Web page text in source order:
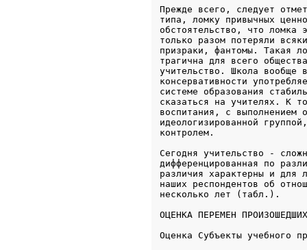
Прежде всего, следует
типа, ломку привычных
обстоятельство, что ломка
только разом потеряли
призраки, фантомы. Такая
трагична для всего
учительство. Школа вообще
консервативности
системе образования
сказаться на учителях. К
воспитания, с выполнением
идеологизированной
контролем.
Сегодня учительство -
дифференцированная по
различия характерны и для
наших респондентов об
ОЦЕНКА ПЕРЕМЕН
Оценка Субъекты учебного